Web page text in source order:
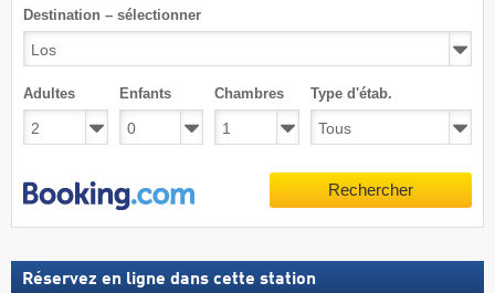
Destination – sélectionner
Adultes Enfants Chambres Type d'étab.
Rechercher
Réservez en ligne dans cette station